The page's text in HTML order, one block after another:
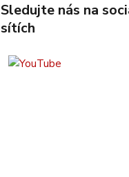
Sledujte nás na
sítích